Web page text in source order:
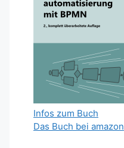
Infos zum Buch
Das Buch bei amazon